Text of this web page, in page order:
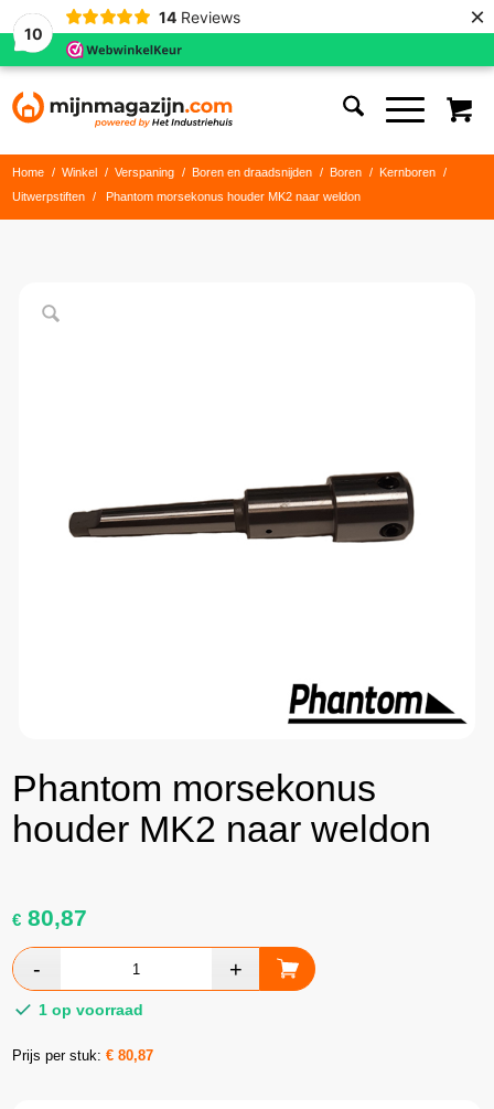
10
14 Reviews ×
Home / Winkel / Verspaning / Boren en draadsnijden / Boren / Kernboren
/
Uitwerpstiften
/ Phantom morsekonus houder MK2 naar weldon
Phantom morsekonus
houder MK2 naar weldon
€ 80,87
1 op voorraad
Prijs per stuk:€80,87